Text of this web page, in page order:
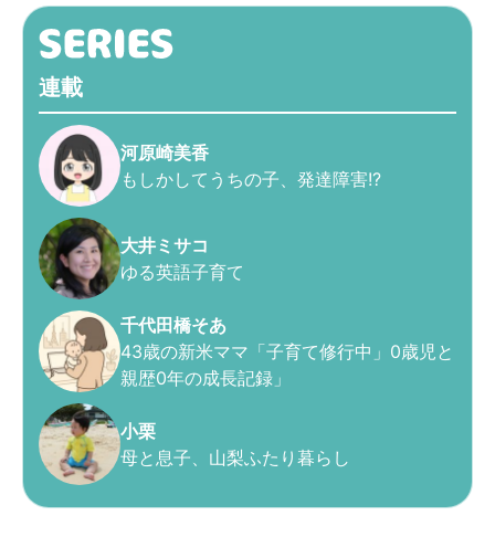
連載
河原崎美香
もしかしてうちの子、発達障害!?
大井ミサコ
ゆる英語子育て
千代田橋そあ
43歳の新米ママ「子育て修行中」0歳児と
親歴0年の成長記録」
小栗
母と息子、山梨ふたり暮らし